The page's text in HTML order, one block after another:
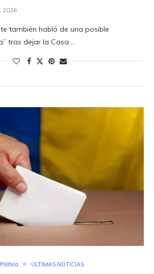
2026
también habló de una posible
tras dejar la Casa …
Política ULTIMAS NOTICIAS